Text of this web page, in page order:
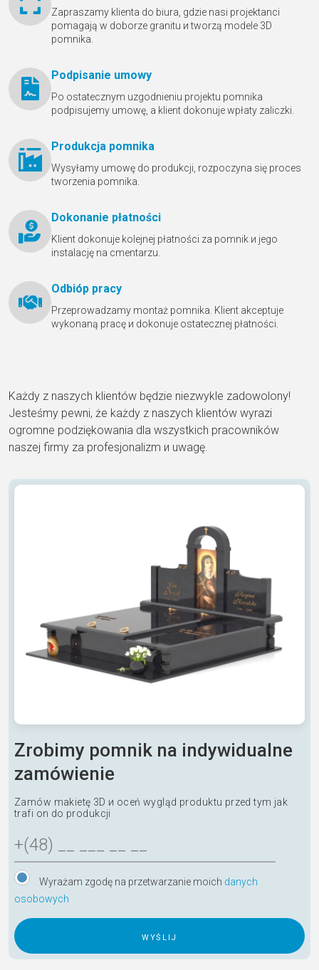
Zapraszamy klienta do biura, gdzie nasi projektanci
pomagają w doborze granitu и tworzą modele 3D
pomnika.
Podpisanie umowy
Po ostatecznym uzgodnieniu projektu pomnika
podpisujemy umowę, a klient dokonuje wpłaty zaliczki.
Produkcja pomnika
Wysyłamy umowę do produkcji, rozpoczyna się proces
tworzenia pomnika.
Dokonanie płatności
Klient dokonuje kolejnej płatności za pomnik и jego
instalację na cmentarzu.
Odbióр pracy
Przeprowadzamy montaż pomnika. Klient akceptuje
wykonaną pracę и dokonuje ostatecznej płatności.
Każdy z naszych klientów będzie niezwykle zadowolony!
Jesteśmy pewni, że każdy z naszych klientów wyrazi
ogromne podziękowania dla wszystkich pracowników
naszej firmy za profesjonalizm и uwagę.
Zrobimy pomnik na indywidualne
zamówienie
Zamów makietę 3D и oceń wygląd produktu przed tym jak
trafi on do produkcji
Wyrażam zgodę na przetwarzanie moich danych
osobowych
A